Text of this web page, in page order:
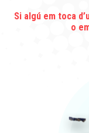
Si algú em toca
o